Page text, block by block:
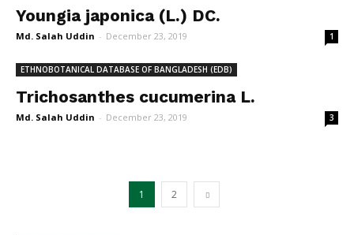
Youngia japonica (L.) DC.
Md. Salah Uddin - December 23, 2019 1
ETHNOBOTANICAL DATABASE OF BANGLADESH (EDB)
Trichosanthes cucumerina L.
Md. Salah Uddin - December 23, 2019 3
1 2